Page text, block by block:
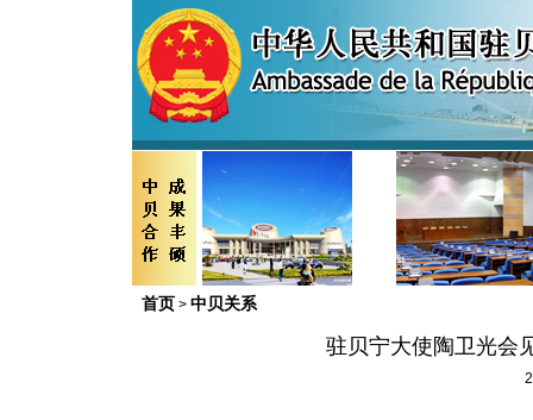
首页 > 中贝关系
驻贝宁大使陶卫光会